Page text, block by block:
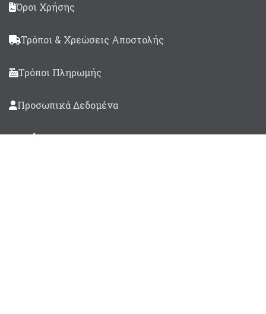
Όροι Χρήσης
Τρόποι & Χρεώσεις Αποστολής
Τρόποι Πληρωμής
Προσωπικά Δεδομένα
Βρείτε μας